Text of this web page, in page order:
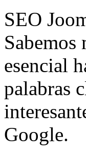
SEO
esencial
palabras
Google.